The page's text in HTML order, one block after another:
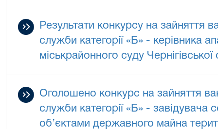
Результати конкурсу на зайняття
служби категорії «Б» - керівника
міськрайонного суду Чернігівської
Оголошено конкурс на зайняття
служби категорії «Б» - завідувача
об’єктами державного майна